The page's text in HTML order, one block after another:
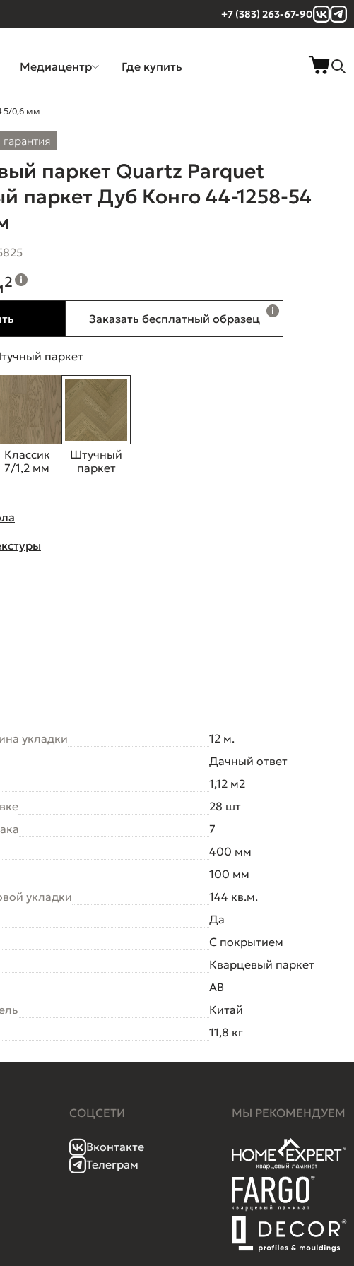
+7 (383) 263-67-90
Медиацентр Где купить
5/0,6 мм
паркет Quartz Parquet
паркет Дуб Конго 44-1258-54
2
Заказать бесплатный образец
паркет
Классик
7/1,2 мм
Штучный
паркет
укладки
12 м.
Дачный ответ
1,12 м2
28 шт
7
400 мм
100 мм
укладки
144 кв.м.
Да
С покрытием
Кварцевый паркет
AB
Китай
11,8 кг
СОЦСЕТИ
Вконтакте
Телеграм
МЫ РЕКОМЕНДУЕМ